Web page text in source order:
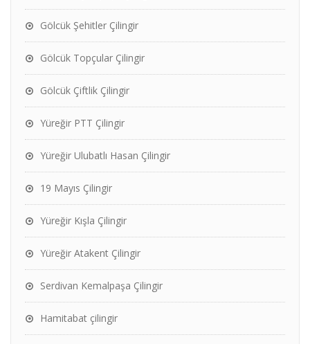
Gölcük Şehitler Çilingir
Gölcük Topçular Çilingir
Gölcük Çiftlik Çilingir
Yüreğir PTT Çilingir
Yüreğir Ulubatlı Hasan Çilingir
19 Mayıs Çilingir
Yüreğir Kışla Çilingir
Yüreğir Atakent Çilingir
Serdivan Kemalpaşa Çilingir
Hamitabat çilingir